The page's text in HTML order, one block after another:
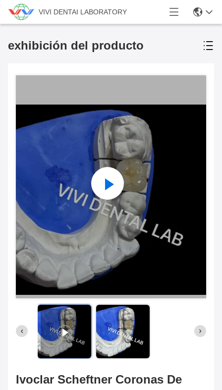
VIVI DENTAI LABORATORY
exhibición del producto
Ivoclar Scheftner Coronas De